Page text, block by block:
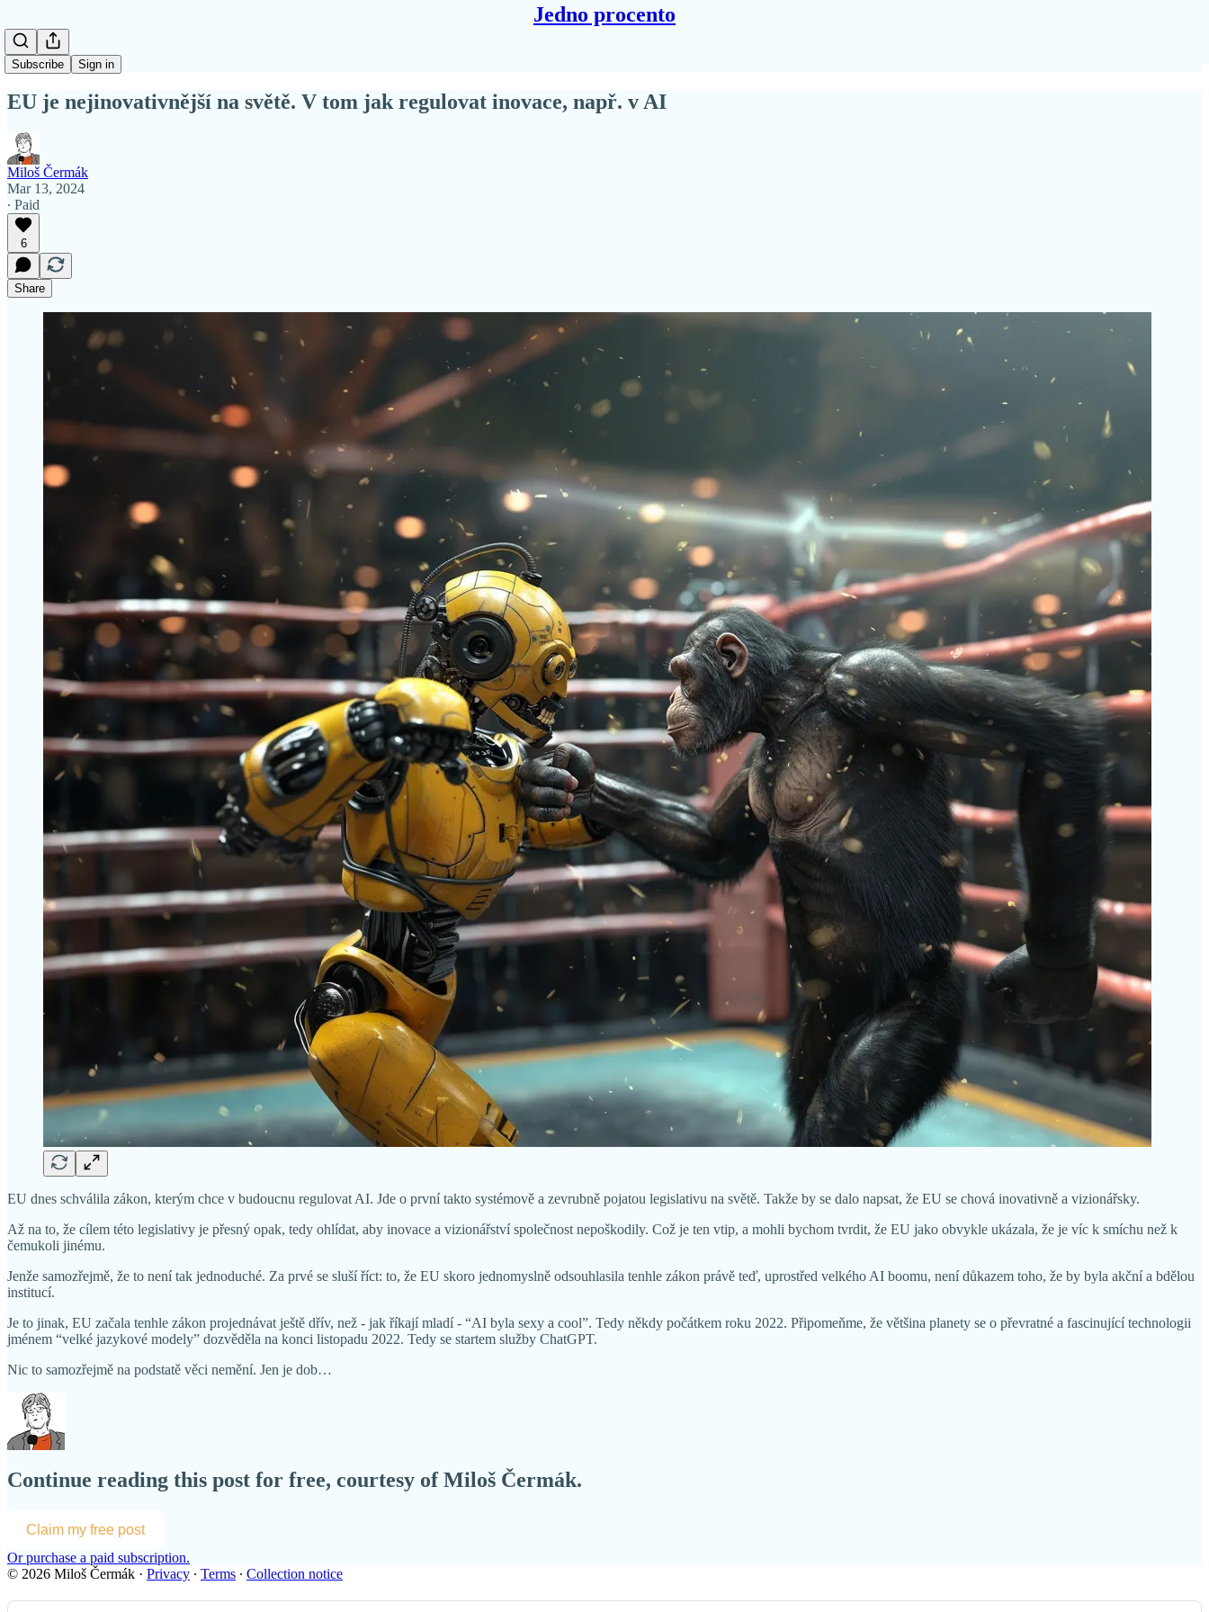
Jedno procento
Subscribe Sign in
EU je nejinovativnější na světě. V tom jak regulovat inovace, např. v AI
Miloš Čermák
Mar 13, 2024
∙ Paid
6
Share
EU dnes schválila zákon, kterým chce v budoucnu regulovat AI. Jde o první takto systémově a zevrubně pojatou legislativu na světě. Takže by se dalo napsat, že EU se chová inovativně a vizionářsky.
Až na to, že cílem této legislativy je přesný opak, tedy ohlídat, aby inovace a vizionářství společnost nepoškodily. Což je ten vtip, a mohli bychom tvrdit, že EU jako obvykle ukázala, že je víc k smíchu než k
čemukoli jinému.
Jenže samozřejmě, že to není tak jednoduché. Za prvé se sluší říct: to, že EU skoro jednomyslně odsouhlasila tenhle zákon právě teď, uprostřed velkého AI boomu, není důkazem toho, že by byla akční a bdělou
institucí.
Je to jinak, EU začala tenhle zákon projednávat ještě dřív, než - jak říkají mladí - “AI byla sexy a cool”. Tedy někdy počátkem roku 2022. Připomeňme, že většina planety se o převratné a fascinující technologii
jménem “velké jazykové modely” dozvěděla na konci listopadu 2022. Tedy se startem služby ChatGPT.
Nic to samozřejmě na podstatě věci nemění. Jen je dob…
Continue reading this post for free, courtesy of Miloš Čermák.
Claim my free post
Or purchase a paid subscription.
© 2026 Miloš Čermák · Privacy ∙ Terms ∙ Collection notice